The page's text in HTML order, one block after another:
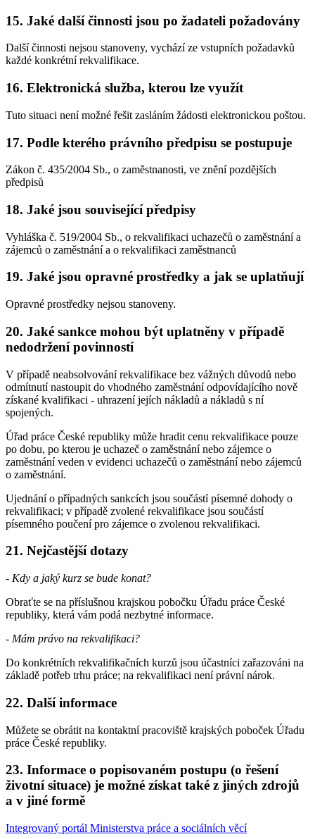
15. Jaké další činnosti jsou po žadateli požadovány
Další činnosti nejsou stanoveny, vychází ze vstupních požadavků
každé konkrétní rekvalifikace.
16. Elektronická služba, kterou lze využít
Tuto situaci není možné řešit zasláním žádosti elektronickou poštou.
17. Podle kterého právního předpisu se postupuje
Zákon č. 435/2004 Sb., o zaměstnanosti, ve znění pozdějších
předpisů
18. Jaké jsou související předpisy
Vyhláška č. 519/2004 Sb., o rekvalifikaci uchazečů o zaměstnání a
zájemců o zaměstnání a o rekvalifikaci zaměstnanců
19. Jaké jsou opravné prostředky a jak se uplatňují
Opravné prostředky nejsou stanoveny.
20. Jaké sankce mohou být uplatněny v případě
nedodržení povinností
V případě neabsolvování rekvalifikace bez vážných důvodů nebo
odmítnutí nastoupit do vhodného zaměstnání odpovídajícího nově
získané kvalifikaci - uhrazení jejích nákladů a nákladů s ní
spojených.
Úřad práce České republiky může hradit cenu rekvalifikace pouze
po dobu, po kterou je uchazeč o zaměstnání nebo zájemce o
zaměstnání veden v evidenci uchazečů o zaměstnání nebo zájemců
o zaměstnání.
Ujednání o případných sankcích jsou součástí písemné dohody o
rekvalifikaci; v případě zvolené rekvalifikace jsou součástí
písemného poučení pro zájemce o zvolenou rekvalifikaci.
21. Nejčastější dotazy
- Kdy a jaký kurz se bude konat?
Obraťte se na příslušnou krajskou pobočku Úřadu práce České
republiky, která vám podá nezbytné informace.
- Mám právo na rekvalifikaci?
Do konkrétních rekvalifikačních kurzů jsou účastníci zařazováni na
základě potřeb trhu práce; na rekvalifikaci není právní nárok.
22. Další informace
Můžete se obrátit na kontaktní pracoviště krajských poboček Úřadu
práce České republiky.
23. Informace o popisovaném postupu (o řešení
životní situace) je možné získat také z jiných zdrojů
a v jiné formě
Integrovaný portál Ministerstva práce a sociálních věcí